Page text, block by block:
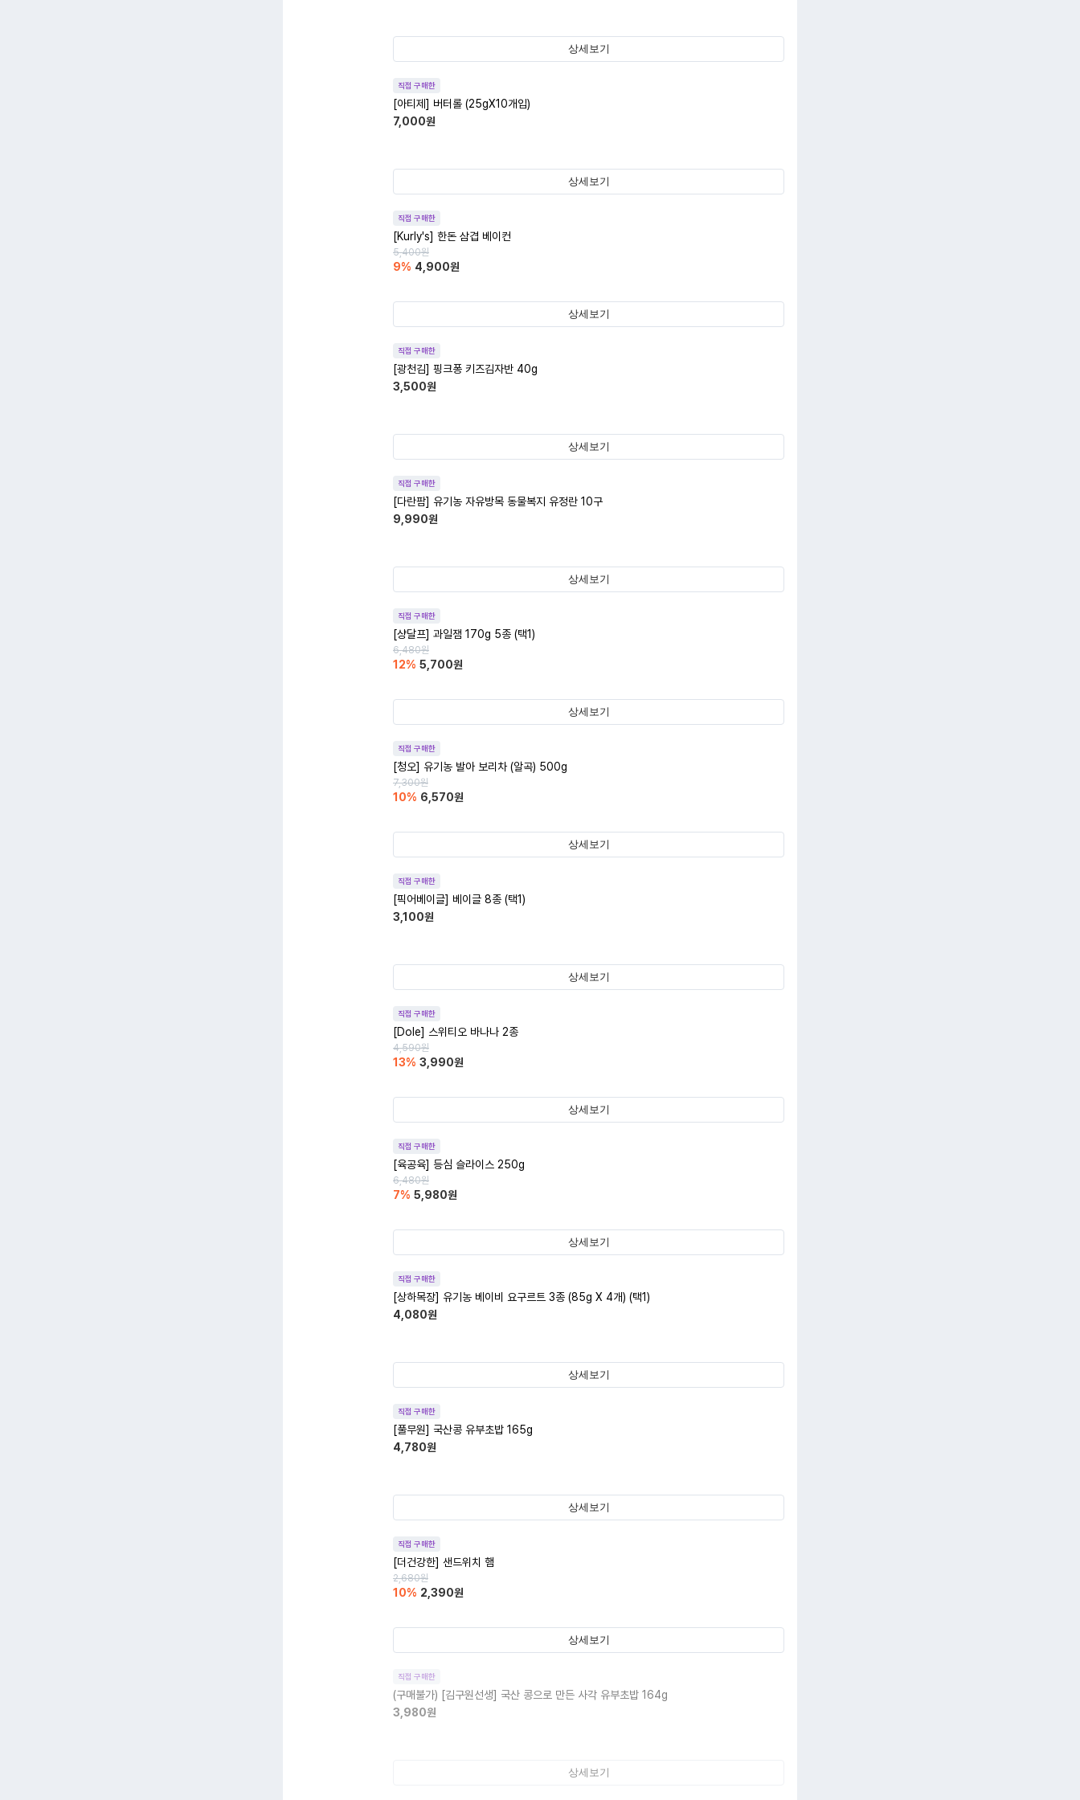
상세보기
직접 구매한
[아티제] 버터롤 (25gX10개입)
7,000원
상세보기
직접 구매한
[Kurly's] 한돈 삼겹 베이컨
5,400원
9% 4,900원
상세보기
직접 구매한
[광천김] 핑크퐁 키즈김자반 40g
3,500원
상세보기
직접 구매한
[다란팜] 유기농 자유방목 동물복지 유정란 10구
9,990원
상세보기
직접 구매한
[샹달프] 과일잼 170g 5종 (택1)
6,480원
12% 5,700원
상세보기
직접 구매한
[청오] 유기농 발아 보리차 (알곡) 500g
7,300원
10% 6,570원
상세보기
직접 구매한
[픽어베이글] 베이글 8종 (택1)
3,100원
상세보기
직접 구매한
[Dole] 스위티오 바나나 2종
4,590원
13% 3,990원
상세보기
직접 구매한
[육공육] 등심 슬라이스 250g
6,480원
7% 5,980원
상세보기
직접 구매한
[상하목장] 유기농 베이비 요구르트 3종 (85g X 4개) (택1)
4,080원
상세보기
직접 구매한
[풀무원] 국산콩 유부초밥 165g
4,780원
상세보기
직접 구매한
[더건강한] 샌드위치 햄
2,680원
10% 2,390원
상세보기
직접 구매한
(구매불가) [김구원선생] 국산 콩으로 만든 사각 유부초밥 164g
3,980원
상세보기